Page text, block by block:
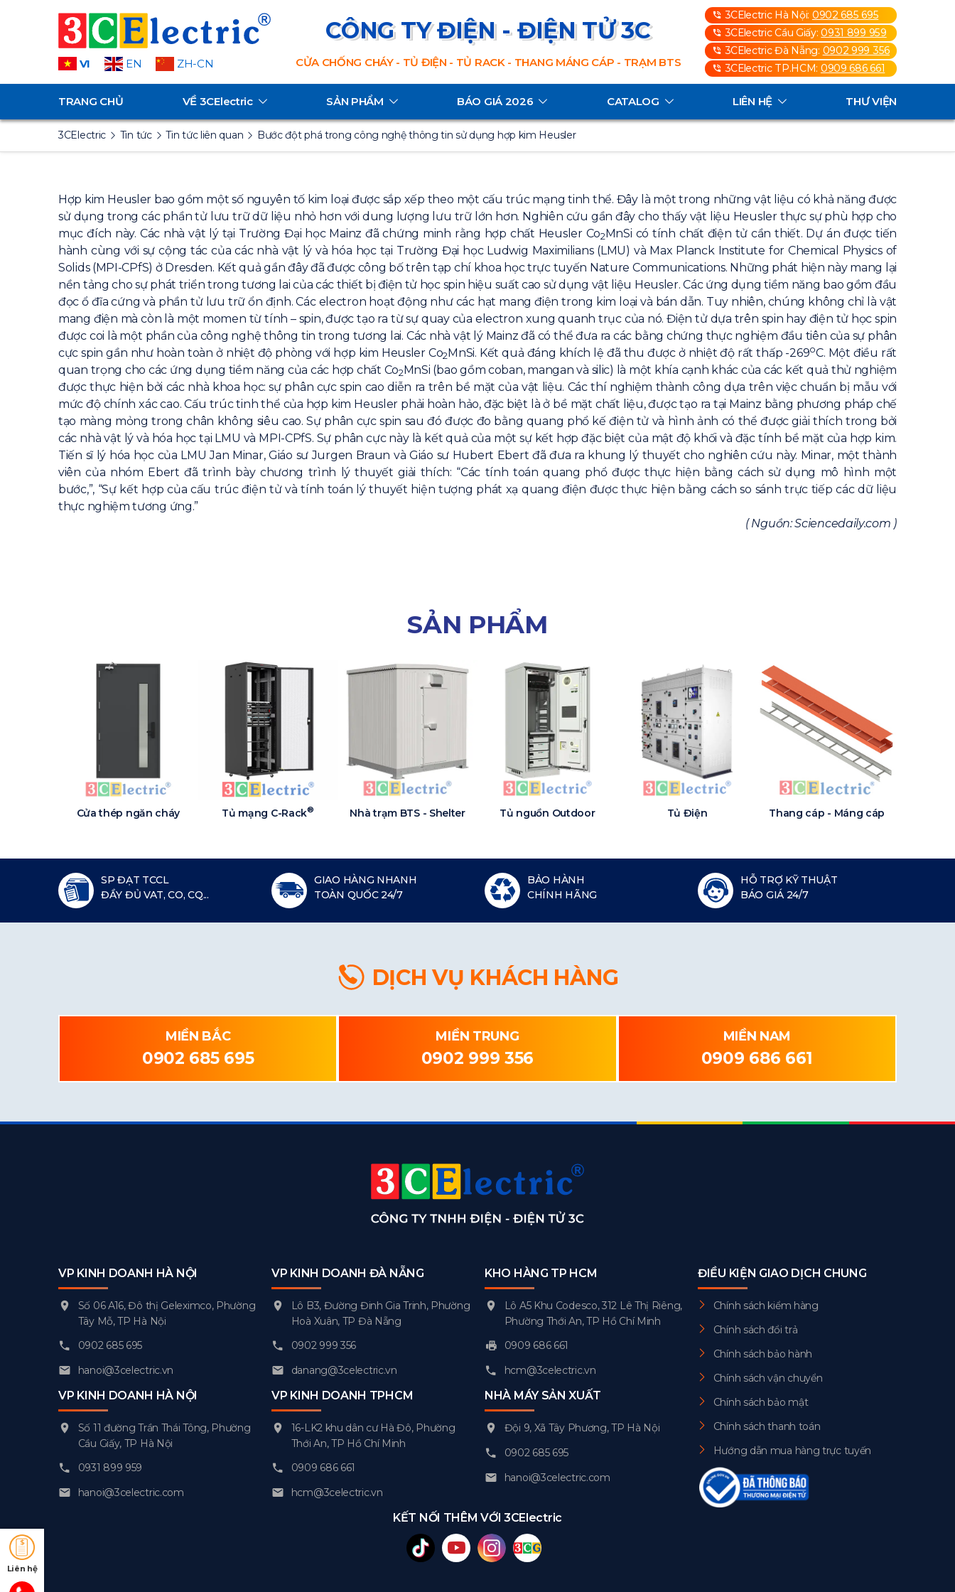
VI EN ZH-CN
CÔNG TY ĐIỆN - ĐIỆN TỬ 3C
CỬA CHỐNG CHÁY - TỦ ĐIỆN - TỦ RACK - THANG MÁNG CÁP - TRẠM BTS
3CElectric Hà Nội: 0902 685 695
3CElectric Cầu Giấy:0931 899 959
3CElectric Đà Nẵng: 0902 999 356
3CElectric TP.HCM: 0909 686 661
TRANG CHỦ VỀ 3CElectric SẢN PHẨM BÁO GIÁ 2026 CATALOG LIÊN HỆ THƯ VIỆN
3CElectric Tin tức Tin tức liên quan Bước đột phá trong công nghệ thông tin sử dụng hợp kim Heusler
Hợp kim Heusler bao gồm một số nguyên tố kim loại được sắp xếp theo một cấu trúc mạng tinh thể. Đây là một trong những vật liệu có khả năng được
sử dụng trong các phần tử lưu trữ dữ liệu nhỏ hơn với dung lượng lưu trữ lớn hơn. Nghiên cứu gần đây cho thấy vật liệu Heusler thực sự phù hợp cho
mục đích này. Các nhà vật lý tại Trường Đại học Mainz đã chứng minh rằng hợp chất Heusler Co2MnSi có tính chất điện tử cần thiết. Dự án được tiến
hành cùng với sự cộng tác của các nhà vật lý và hóa học tại Trường Đại học Ludwig Maximilians (LMU) và Max Planck Institute for Chemical Physics of
Solids (MPI-CPfS) ở Dresden. Kết quả gần đây đã được công bố trên tạp chí khoa học trực tuyến Nature Communications. Những phát hiện này mang lại
nền tảng cho sự phát triển trong tương lai của các thiết bị điện tử học spin hiệu suất cao sử dụng vật liệu Heusler. Các ứng dụng tiềm năng bao gồm đầu
đọcổ đĩa cứng và phần tử lưu trữ ổn định. Các electron hoạt động như các hạt mang điện trong kim loại và bán dẫn. Tuy nhiên, chúng không chỉ là vật
mang điện mà còn là một momen từ tính – spin, được tạo ra từ sự quay của electron xung quanh trục của nó. Điện tử dựa trên spin hay điện tử học spin
được coi là một phần của công nghệ thông tin trong tương lai. Các nhà vật lý Mainz đã có thể đưa ra các bằng chứng thực nghiệm đầu tiên của sự phân
cực spin gần như hoàn toàn ở nhiệt độ phòng với hợp kim Heusler Co2MnSi. Kết quả đáng khích lệ đã thu được ở nhiệt độ rất thấp -269oC. Một điều rất
quan trọng cho các ứng dụng tiềm năng của các hợp chất Co2MnSi (bao gồm coban, mangan và silic) là một khía cạnh khác của các kết quả thử nghiệm
được thực hiện bởi các nhà khoa học: sự phân cực spin cao diễn ra trên bề mặt của vật liệu. Các thí nghiệm thành công dựa trên việc chuẩn bị mẫu với
mức độ chính xác cao. Cấu trúc tinh thể của hợp kim Heusler phải hoàn hảo, đặc biệt là ở bề mặt chất liệu, được tạo ra tại Mainz bằng phương pháp chế
tạo màng mỏng trong chân không siêu cao. Sự phân cực spin sau đó được đo bằng quang phổ kế điện tử và hình ảnh có thể được giải thích trong bởi
các nhà vật lý và hóa học tại LMU và MPI-CPfS. Sự phân cực này là kết quả của một sự kết hợp đặc biệt của mật độ khối và đặc tính bề mặt của hợp kim.
Tiến sĩ lý hóa học của LMU Jan Minar, Giáo sư Jurgen Braun và Giáo sư Hubert Ebert đã đưa ra khung lý thuyết cho nghiên cứu này. Minar, một thành
viên của nhóm Ebert đã trình bày chương trình lý thuyết giải thích: “Các tính toán quang phổ được thực hiện bằng cách sử dụng mô hình một
bước,”, “Sự kết hợp của cấu trúc điện tử và tính toán lý thuyết hiện tượng phát xạ quang điện được thực hiện bằng cách so sánh trực tiếp các dữ liệu
thực nghiệm tương ứng.”
( Nguồn: Sciencedaily.com )
SẢN PHẨM
Cửa thép ngăn cháy Tủ mạng C-Rack® Nhà trạm BTS - Shelter Tủ nguồn Outdoor Tủ Điện Thang cáp - Máng cáp
Liên hệ
SP ĐẠT TCCL
ĐẦY ĐỦ VAT, CO, CQ...
GIAO HÀNG NHANH
TOÀN QUỐC 24/7
BẢO HÀNH
CHÍNH HÃNG
HỖ TRỢ KỸ THUẬT
BÁO GIÁ 24/7
DỊCH VỤ KHÁCH HÀNG
MIỀN BẮC
0902 685 695
MIỀN TRUNG
0902 999 356
MIỀN NAM
0909 686 661
VP KINH DOANH HÀ NỘI
Số 06 A16, Đô thị Geleximco, Phường
Tây Mỗ, TP Hà Nội
0902 685 695
hanoi@3celectric.vn
VP KINH DOANH HÀ NỘI
Số 11 đường Trần Thái Tông, Phường
Cầu Giấy, TP Hà Nội
0931 899 959
hanoi@3celectric.com
VP KINH DOANH ĐÀ NẴNG
Lô B3, Đường Đinh Gia Trinh, Phường
Hoà Xuân, TP Đà Nẵng
0902 999 356
danang@3celectric.vn
VP KINH DOANH TPHCM
16-LK2 khu dân cư Hà Đô, Phường
Thới An, TP Hồ Chí Minh
0909 686 661
hcm@3celectric.vn
KHO HÀNG TP HCM
Lô A5 Khu Codesco, 312 Lê Thị Riêng,
Phường Thới An, TP Hồ Chí Minh
0909 686 661
hcm@3celectric.vn
NHÀ MÁY SẢN XUẤT
Đội 9, Xã Tây Phương, TP Hà Nội
0902 685 695
hanoi@3celectric.com
ĐIỀU KIỆN GIAO DỊCH CHUNG
Chính sách kiểm hàng
Chính sách đổi trả
Chính sách bảo hành
Chính sách vận chuyển
Chính sách bảo mật
Chính sách thanh toán
Hướng dẫn mua hàng trực tuyến
KẾT NỐI THÊM VỚI 3CElectric